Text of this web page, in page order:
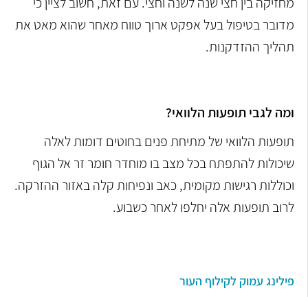
מדובר בטיפול בעל אפקט ארוך טווח מאחר שהוא מאט את
תהליך ההזדקנות.
ומה לגבי תופעות הלוואי?
תופעות הלוואי של מתיחת פנים בחוטים דומות לאלה
שיכולות להתפתח בכל מצב בו מוחדר חומר זר אל הגוף
וכוללות רגישות מקומית, כאב ונפיחות קלה באזור ההזרקה.
לרוב תופעות אלה יחלפו לאחר כשבוע.
פילינג עמוק לקילוף העור